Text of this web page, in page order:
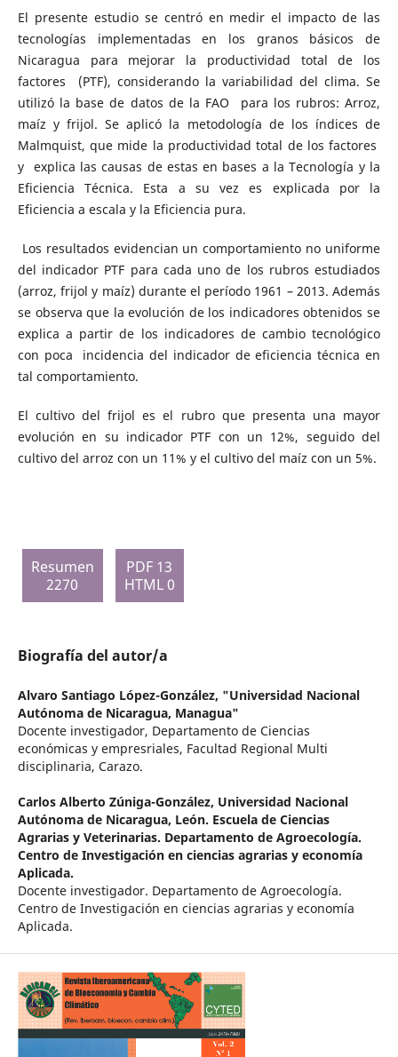
El presente estudio se centró en medir el impacto de las
tecnologías implementadas en los granos básicos de
Nicaragua para mejorar la productividad total de los
factores (PTF), considerando la variabilidad del clima. Se
utilizó la base de datos de la FAO para los rubros: Arroz,
maíz y frijol. Se aplicó la metodología de los índices de
Malmquist, que mide la productividad total de los factores
y explica las causas de estas en bases a la Tecnología y la
Eficiencia Técnica. Esta a su vez es explicada por la
Eficiencia a escala y la Eficiencia pura.
Los resultados evidencian un comportamiento no uniforme
del indicador PTF para cada uno de los rubros estudiados
(arroz, frijol y maíz) durante el período 1961 – 2013. Además
se observa que la evolución de los indicadores obtenidos se
explica a partir de los indicadores de cambio tecnológico
con poca incidencia del indicador de eficiencia técnica en
tal comportamiento.
El cultivo del frijol es el rubro que presenta una mayor
evolución en su indicador PTF con un 12%, seguido del
cultivo del arroz con un 11% y el cultivo del maíz con un 5%.
Resumen
2270
PDF 13
HTML 0
Biografía del autor/a
Alvaro Santiago López-González, "Universidad Nacional
Autónoma de Nicaragua, Managua"
Docente investigador, Departamento de Ciencias
económicas y empresriales, Facultad Regional Multi
disciplinaria, Carazo.
Carlos Alberto Zúniga-González, Universidad Nacional
Autónoma de Nicaragua, León. Escuela de Ciencias
Agrarias y Veterinarias. Departamento de Agroecología.
Centro de Investigación en ciencias agrarias y economía
Aplicada.
Docente investigador. Departamento de Agroecología.
Centro de Investigación en ciencias agrarias y economía
Aplicada.